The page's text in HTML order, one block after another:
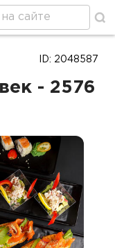
- 2576
ID: 2048587